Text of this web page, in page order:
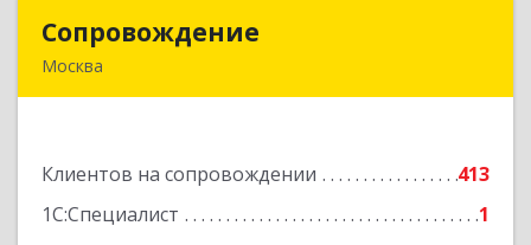
Сопровождение
Москва
Клиентов на сопровождении
413
1С:Специалист
1
Подробнее